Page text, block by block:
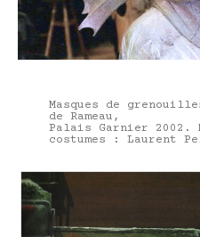
Masques de
de Rameau,
Palais Garnier 2002.
costumes : Laurent